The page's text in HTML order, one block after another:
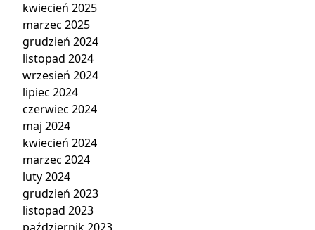
kwiecień 2025
marzec 2025
grudzień 2024
listopad 2024
wrzesień 2024
lipiec 2024
czerwiec 2024
maj 2024
kwiecień 2024
marzec 2024
luty 2024
grudzień 2023
listopad 2023